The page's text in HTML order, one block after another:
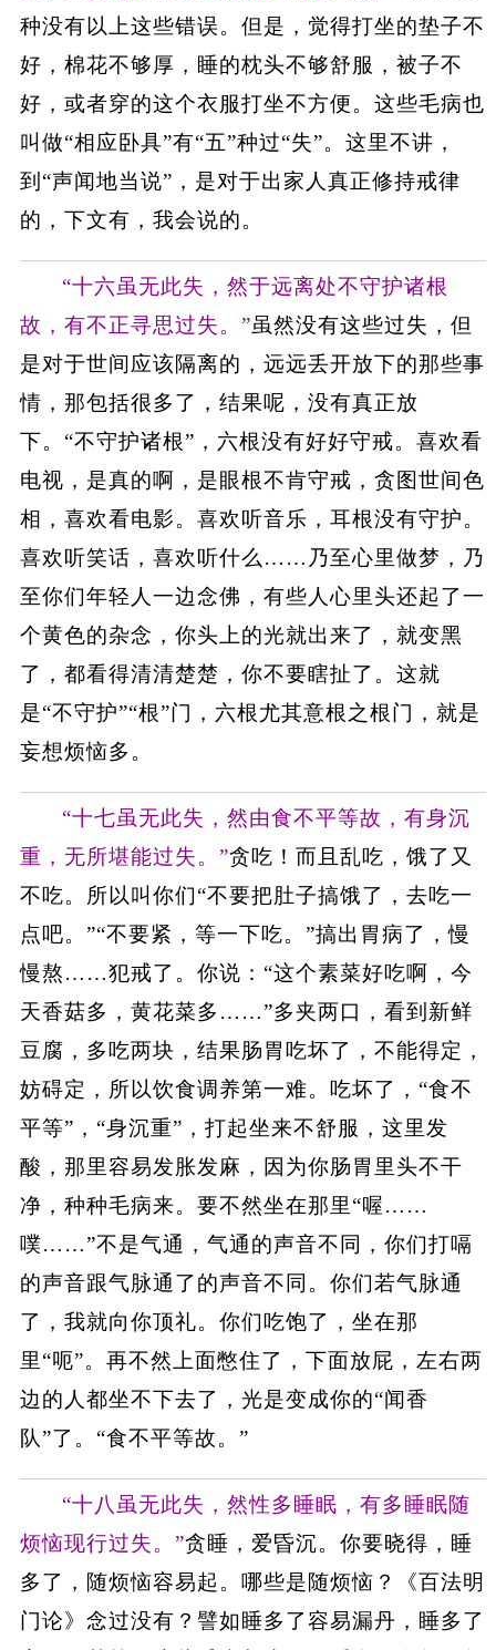
种没有以上这些错误。但是，觉得打坐的垫子不
好，棉花不够厚，睡的枕头不够舒服，被子不
好，或者穿的这个衣服打坐不方便。这些毛病也
叫做“相应卧具”有“五”种过“失”。这里不讲，
到“声闻地当说”，是对于出家人真正修持戒律
的，下文有，我会说的。
“十六虽无此失，然于远离处不守护诸根
故，有不正寻思过失。”虽然没有这些过失，但
是对于世间应该隔离的，远远丢开放下的那些事
情，那包括很多了，结果呢，没有真正放
下。“不守护诸根”，六根没有好好守戒。喜欢看
电视，是真的啊，是眼根不肯守戒，贪图世间色
相，喜欢看电影。喜欢听音乐，耳根没有守护。
喜欢听笑话，喜欢听什么……乃至心里做梦，乃
至你们年轻人一边念佛，有些人心里头还起了一
个黄色的杂念，你头上的光就出来了，就变黑
了，都看得清清楚楚，你不要瞎扯了。这就
是“不守护”“根”门，六根尤其意根之根门，就是
妄想烦恼多。
“十七虽无此失，然由食不平等故，有身沉
重，无所堪能过失。”贪吃！而且乱吃，饿了又
不吃。所以叫你们“不要把肚子搞饿了，去吃一
点吧。”“不要紧，等一下吃。”搞出胃病了，慢
慢熬……犯戒了。你说：“这个素菜好吃啊，今
天香菇多，黄花菜多……”多夹两口，看到新鲜
豆腐，多吃两块，结果肠胃吃坏了，不能得定，
妨碍定，所以饮食调养第一难。吃坏了，“食不
平等”，“身沉重”，打起坐来不舒服，这里发
酸，那里容易发胀发麻，因为你肠胃里头不干
净，种种毛病来。要不然坐在那里“喔……
噗……”不是气通，气通的声音不同，你们打嗝
的声音跟气脉通了的声音不同。你们若气脉通
了，我就向你顶礼。你们吃饱了，坐在那
里“呃”。再不然上面憋住了，下面放屁，左右两
边的人都坐不下去了，光是变成你的“闻香
队”了。“食不平等故。”
“十八虽无此失，然性多睡眠，有多睡眠随
烦恼现行过失。”贪睡，爱昏沉。你要晓得，睡
多了，随烦恼容易起。哪些是随烦恼？《百法明
门论》念过没有？譬如睡多了容易漏丹，睡多了